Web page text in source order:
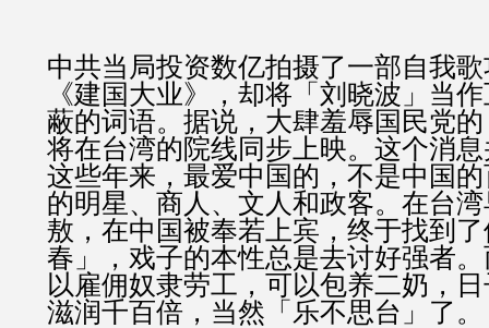
中共当局投资数亿拍摄了一部自我
《建国大业》，却将「刘晓波」当
蔽的词语。据说，大肆羞辱国民党
将在台湾的院线同步上映。这个消
这些年来，最爱中国的，不是中国
的明星、商人、文人和政客。在台
敖，在中国被奉若上宾，终于找到
春」，戏子的本性总是去讨好强者
以雇佣奴隶劳工，可以包养二奶，
滋润千百倍，当然「乐不思台」了。